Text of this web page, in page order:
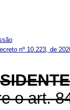
nº 10.223, de
o art.